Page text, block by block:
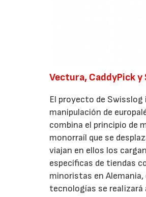
Vectura, CaddyPick y
El proyecto de
manipulación de
combina el principio de
monorraíl que se
viajan en ellos los
específicas de tiendas
minoristas en
tecnologías se realizará